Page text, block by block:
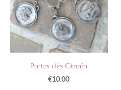
Portes clés Citroën
€10.00